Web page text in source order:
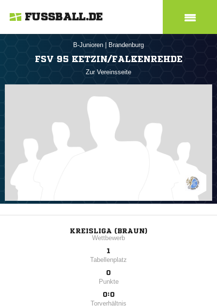
FUSSBALL.DE
B-Junioren Brandenburg
FSV 95 KETZIN/FALKENREHDE
Zur Vereinsseite
KREISLIGA (BRAUN)
Wettbewerb
1
Tabellenplatz
0
Punkte
0:0
Torverhältnis